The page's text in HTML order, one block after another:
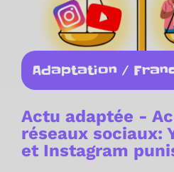
Adaptation /
Actu adaptée -
réseaux sociaux:
et Instagram